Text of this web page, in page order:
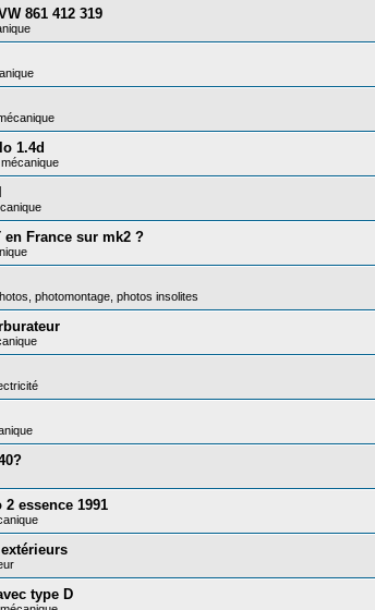
861 412 319
1.4d
mécanique
en France sur mk2 ?
photomontage, photos insolites
essence 1991
type D